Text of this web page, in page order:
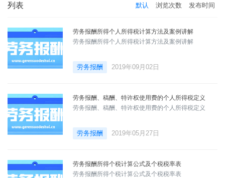
列表 默认 浏览次数 发布时间
劳务报酬所得个人所得税计算方法及案例讲解
劳务报酬所得个人所得税计算方法及案例讲解
劳务报酬 2019年09月02日
劳务报酬、稿酬、特许权使用费的个人所得税定义
劳务报酬、稿酬、特许权使用费的个人所得税定义
劳务报酬 2019年05月27日
劳务报酬所得个税计算公式及个税税率表
劳务报酬所得个税计算公式及个税税率表